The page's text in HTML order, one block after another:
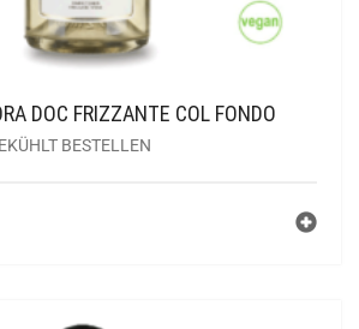
DOC FRIZZANTE COL FONDO
BESTELLEN